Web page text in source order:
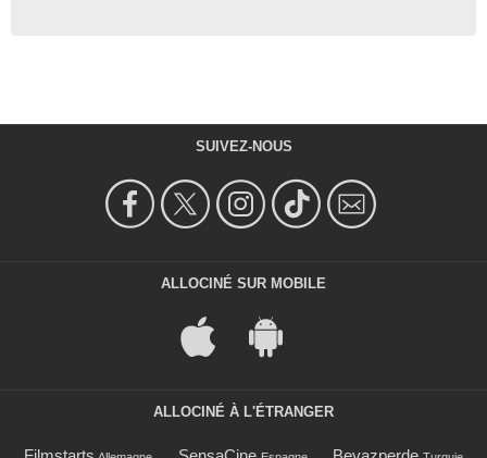
SUIVEZ-NOUS
ALLOCINÉ SUR MOBILE
ALLOCINÉ À L'ÉTRANGER